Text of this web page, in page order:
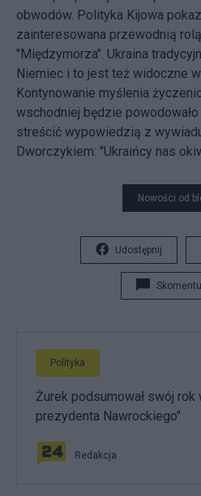
obwodów. Polityka Kijowa
zainteresowana przewodnią
"Międzymorza". Ukraina
Niemiec i to jest też widoczne
Kontynowanie myślenia
wschodniej będzie
streścić wypowiedzią z
Dworczykiem: "Ukraińcy nas
Nowości od
Udostępnij
Polityka
Żurek podsumował swój
prezydenta Nawrockiego"
Redakcja